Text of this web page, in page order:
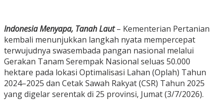
Indonesia Menyapa, Tanah Laut – Kementerian Pertanian
kembali menunjukkan langkah nyata mempercepat
terwujudnya swasembada pangan nasional melalui
Gerakan Tanam Serempak Nasional seluas 50.000
hektare pada lokasi Optimalisasi Lahan (Oplah) Tahun
2024–2025 dan Cetak Sawah Rakyat (CSR) Tahun 2025
yang digelar serentak di 25 provinsi, Jumat (3/7/2026).